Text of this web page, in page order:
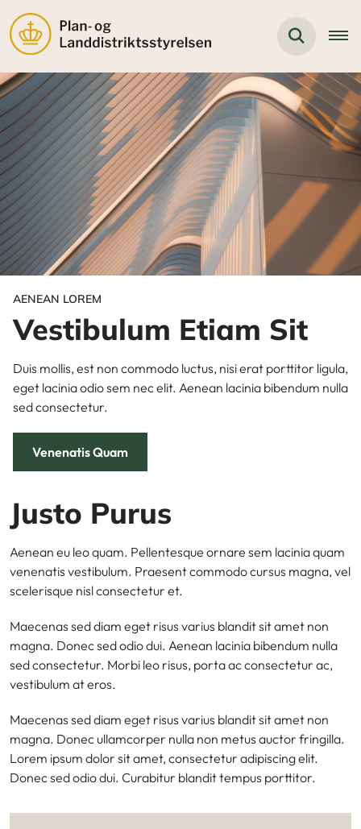
AENEAN LOREM
Vestibulum Etiam Sit
Duis mollis, est non commodo luctus, nisi erat porttitor ligula,
eget lacinia odio sem nec elit. Aenean lacinia bibendum nulla
sed consectetur.
Venenatis Quam
Justo Purus
Aenean eu leo quam. Pellentesque ornare sem lacinia quam
venenatis vestibulum. Praesent commodo cursus magna, vel
scelerisque nisl consectetur et.
Maecenas sed diam eget risus varius blandit sit amet non
magna. Donec sed odio dui. Aenean lacinia bibendum nulla
sed consectetur. Morbi leo risus, porta ac consectetur ac,
vestibulum at eros.
Maecenas sed diam eget risus varius blandit sit amet non
magna. Donec ullamcorper nulla non metus auctor fringilla.
Lorem ipsum dolor sit amet, consectetur adipiscing elit.
Donec sed odio dui. Curabitur blandit tempus porttitor.